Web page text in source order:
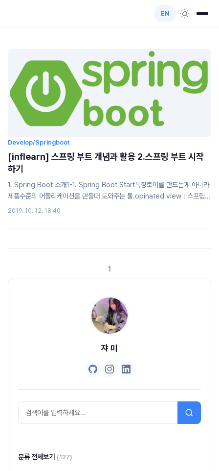
EN
Develop/Springboot
[inflearn] 스프링 부트 개념과 활용 2.스프링 부트 시작
하기
1. Spring Boot 소개1-1. Spring Boot Start특징토이를 만드는게 아니라
제품수준의 어플리케이션을 만들때 도와주는 툴.opinated view : 스프링
부트가 갖고있는 컨벤션을 의미한다 (널리 사용되는 설정)Spring platform
으로 해준다목표모든 스프링 개발을 할 때 더 빠르고 더 폭넓은 사용성을 제공
2019. 10. 12. 18:40
1
쟈 미
분류 전체보기 (127)